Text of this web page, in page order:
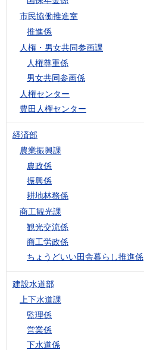
市民協働推進室
推進係
人権・男女共同参画課
人権尊重係
男女共同参画係
人権センター
豊田人権センター
経済部
農業振興課
農政係
振興係
耕地林務係
商工観光課
観光交流係
商工労政係
ちょうどいい田舎暮らし推進係
建設水道部
上下水道課
監理係
営業係
下水道係